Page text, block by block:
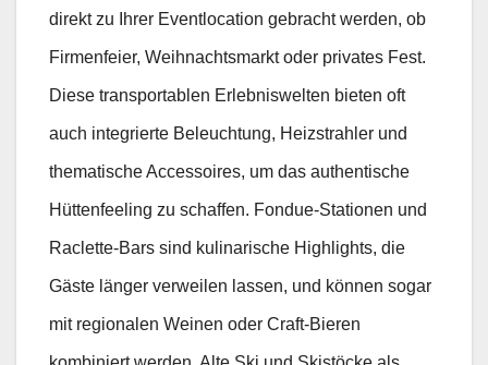
direkt zu Ihrer Eventlocation gebracht werden, ob
Firmenfeier, Weihnachtsmarkt oder privates Fest.
Diese transportablen Erlebniswelten bieten oft
auch integrierte Beleuchtung, Heizstrahler und
thematische Accessoires, um das authentische
Hüttenfeeling zu schaffen. Fondue-Stationen und
Raclette-Bars sind kulinarische Highlights, die
Gäste länger verweilen lassen, und können sogar
mit regionalen Weinen oder Craft-Bieren